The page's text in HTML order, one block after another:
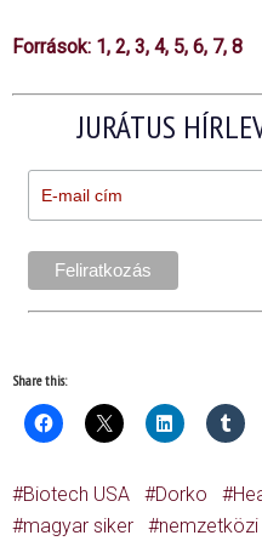
Források: 1 , 2, 3, 4, 5, 6, 7, 8
JURÁTUS
Share this:
Biotech USA Dorko
magyar siker
nemzetközi